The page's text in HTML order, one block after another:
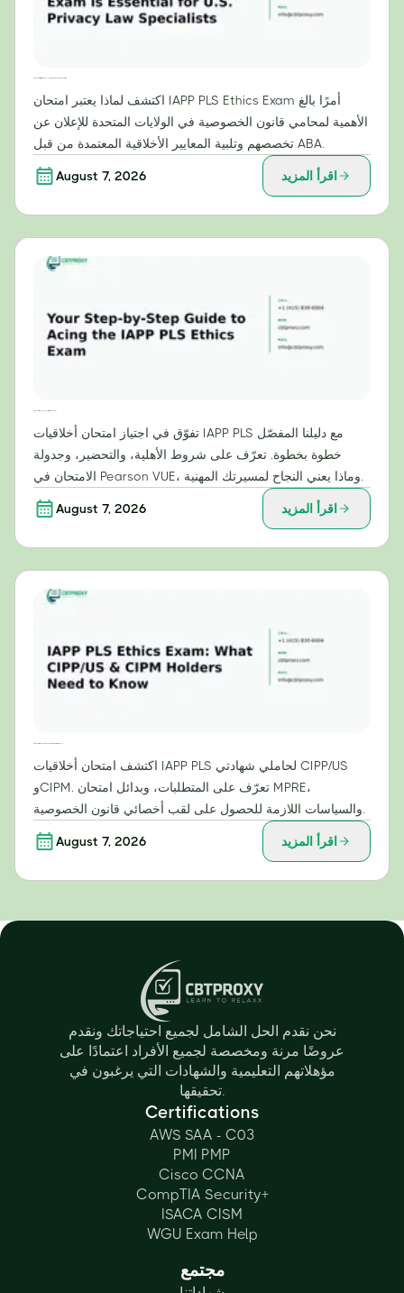
اكتشف لماذا يعتبر امتحان IAPP PLS Ethics Exam أمرًا بالغ
الأهمية لمحامي قانون الخصوصية في الولايات المتحدة للإعلان عن
تخصصهم وتلبية المعايير الأخلاقية المعتمدة من قبل ABA.
August 7, 2026 اقرأ المزيد
تفوّق في اجتياز امتحان أخلاقيات IAPP PLS مع دليلنا المفصّل
خطوة بخطوة. تعرّف على شروط الأهلية، والتحضير، وجدولة
August 7, 2026 اقرأ المزيد
اكتشف امتحان أخلاقيات IAPP PLS لحاملي شهادتي CIPP/US
وCIPM. تعرّف على المتطلبات، وبدائل امتحان MPRE،
August 7, 2026 اقرأ المزيد
نحن نقدم الحل الشامل لجميع احتياجاتك ونقدم
عروضًا مرنة ومخصصة لجميع الأفراد اعتمادًا على
مؤهلاتهم التعليمية والشهادات التي يرغبون في
تحقيقها.
Certifications
AWS SAA - C03
PMI PMP
Cisco CCNA
CompTIA Security+
ISACA CISM
WGU Exam Help
مجتمع